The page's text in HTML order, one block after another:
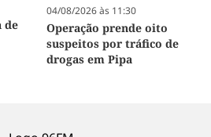
de
04/08/2026 às 11:30
Operação prende oito
suspeitos por tráfico de
drogas em Pipa